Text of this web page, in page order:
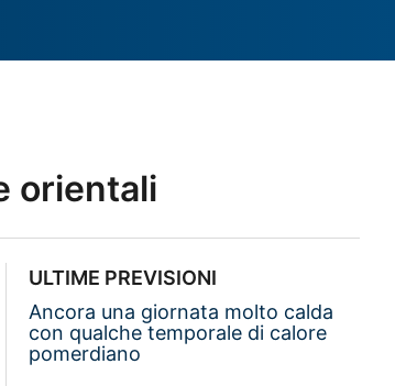
orientali
ULTIME PREVISIONI
Ancora una giornata molto calda
con qualche temporale di calore
pomerdiano